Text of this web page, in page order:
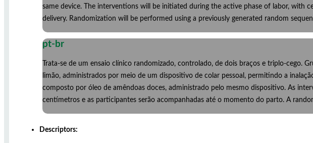
same device. The interventions will be initiated during the active phase of labor,
delivery. Randomization will be performed using a previously generated random
pt-br
Trata-se de um ensaio clínico randomizado, controlado, de dois braços e triplo-cego.
limão, administrados por meio de um dispositivo de colar pessoal, permitindo a
composto por óleo de amêndoas doces, administrado pelo mesmo dispositivo. As
centímetros e as participantes serão acompanhadas até o momento do parto. A
Descriptors: